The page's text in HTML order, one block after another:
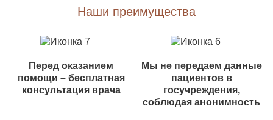
Наши преимущества
Перед оказанием
помощи – бесплатная
консультация врача
Мы не передаем данные
пациентов в
госучреждения,
соблюдая анонимность